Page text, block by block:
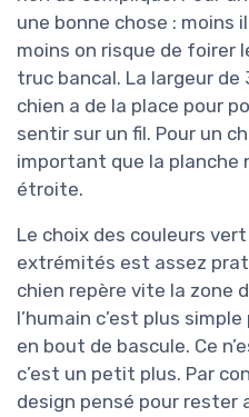
une bonne chose : moins
moins on risque de foirer
truc bancal. La largeur
chien a de la place pour
sentir sur un fil. Pour un
important que la planche
étroite.
Le choix des couleurs
extrémités est assez
chien repère vite la zone
l’humain c’est plus
en bout de bascule. Ce
c’est un petit plus. Par
design pensé pour rester